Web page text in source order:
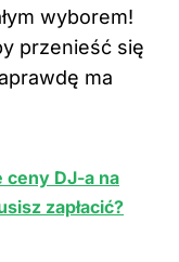
wyborem!
przenieść się
ma
ceny DJ-a na
zapłacić?